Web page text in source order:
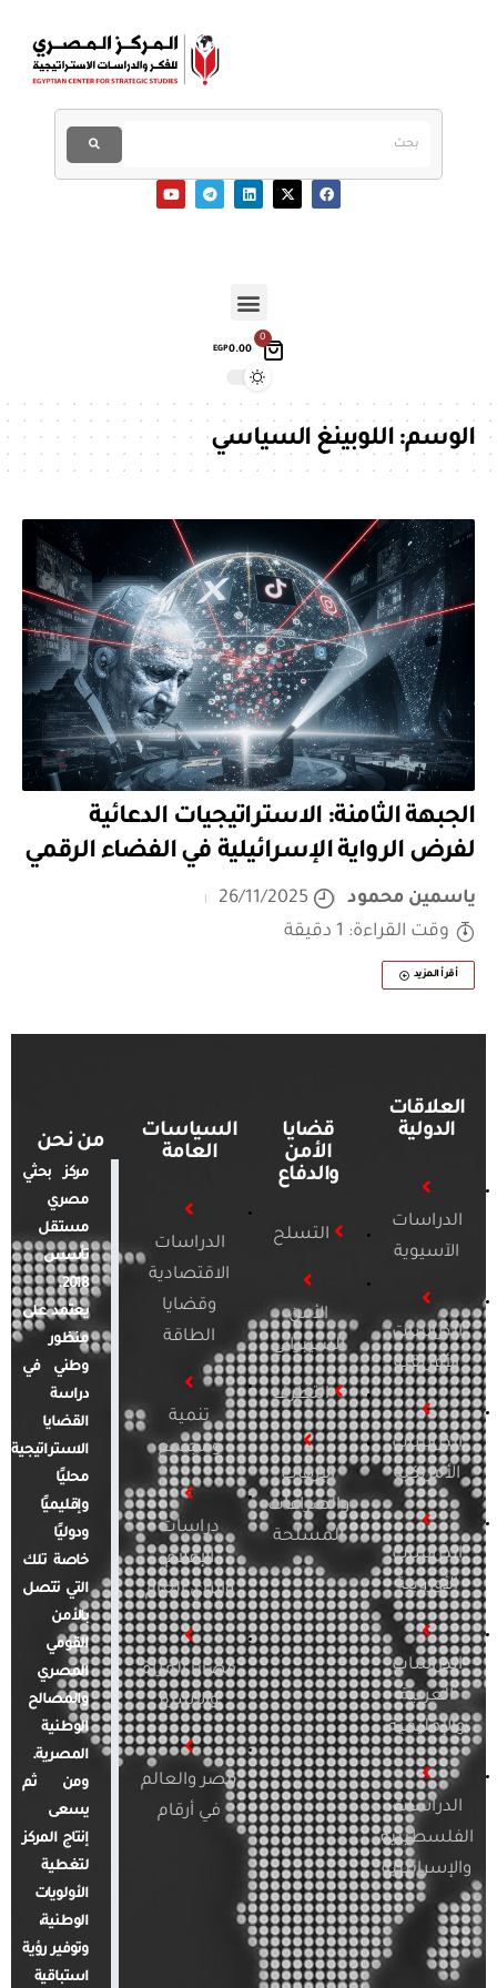
0
EGP0.00
الوسم:اللوبينغ السياسي
الجبهة الثامنة: الاستراتيجيات الدعائية
لفرض الرواية الإسرائيلية في الفضاء الرقمي
ياسمين محمود
26/11/2025
وقت القراءة: 1 دقيقة
أقرأ المزيد
العلاقات
الدولية
الدراسات
الآسيوية
الدراسات
الأفريقية
الدراسات
الأمريكية
الدراسات
الأوروبية
الدراسات
العربية
والإقليمية
الدراسات
الفلسطينية
والإسرائيلية
قضايا
الأمن
والدفاع
التسلح
الأمن
السيبراني
التطرف
الإرهاب
والصراعات
المسلحة
السياسات
العامة
الدراسات
الاقتصادية
وقضايا
الطاقة
تنمية
ومجتمع
دراسات
الإعلام
والرأي العام
قضايا المرأة
والأسرة
مصر والعالم
في أرقام
من نحن
مركز بحثي
مصري
مستقل
تأسس
2018.
يعتمد على
منظور
وطني في
دراسة
القضايا
الاستراتيجية
محليًا
وإقليميًا
ودوليًا
خاصة تلك
التي تتصل
بالأمن
القومي
المصري
والمصالح
الوطنية
المصرية.
ومن ثم
يسعى
إنتاج المركز
لتغطية
الأولويات
الوطنية،
وتوفير رؤية
استباقية